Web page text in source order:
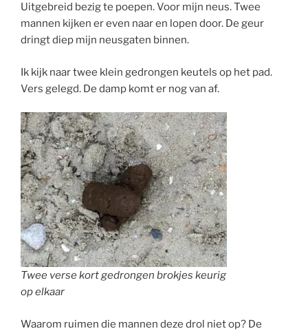
Uitgebreid bezig te poepen. Voor mijn neus. Twee
mannen kijken er even naar en lopen door. De geur
dringt diep mijn neusgaten binnen.
Ik kijk naar twee klein gedrongen keutels op het pad.
Vers gelegd. De damp komt er nog van af.
Twee verse kort gedrongen brokjes keurig
op elkaar
Waarom ruimen die mannen deze drol niet op? De